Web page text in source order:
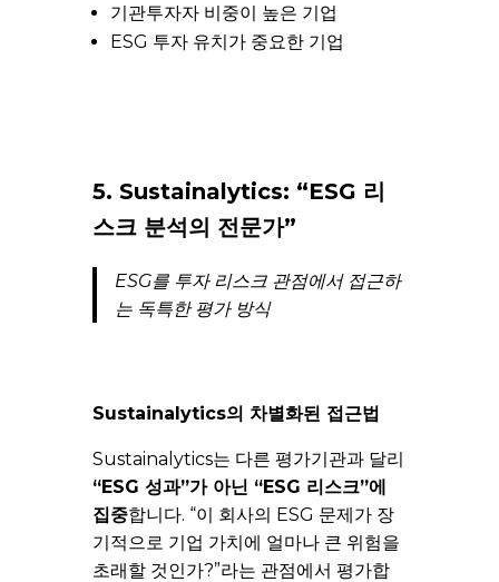
기관투자자 비중이 높은 기업
ESG 투자 유치가 중요한 기업
5. Sustainalytics: “ESG 리
스크 분석의 전문가”
ESG를 투자 리스크 관점에서 접근하
는 독특한 평가 방식
Sustainalytics의 차별화된 접근법
Sustainalytics는 다른 평가기관과 달리
“ESG 성과”가 아닌 “ESG 리스크”에
집중합니다. “이 회사의 ESG 문제가 장
기적으로 기업 가치에 얼마나 큰 위험을
초래할 것인가?”라는 관점에서 평가합